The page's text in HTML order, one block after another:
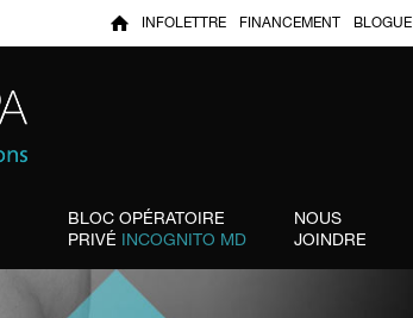
BLOC OPÉRATOIRE
PRIVÉ INCOGNITO MD
NOUS
JOINDRE
INFOLETTRE FINANCEMENT BLOGUE